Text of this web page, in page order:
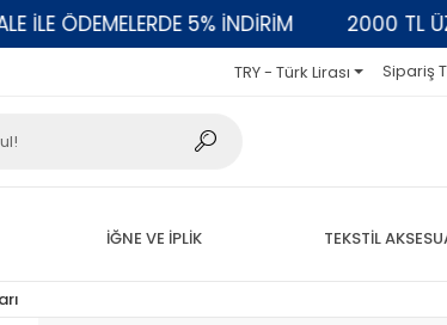
ÖDEMELERDE 5% İNDİRİM 2000 TL
TRY - Türk Lirası Sipariş
İĞNE VE İPLİK TEKSTİL